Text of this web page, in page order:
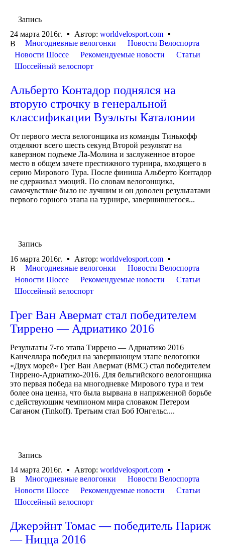
Запись
24 марта 2016г.
Автор: worldvelosport.com
В
Многодневные велогонки
Новости Велоспорта
Новости Шоссе
Рекомендуемые новости
Статьи
Шоссейный велоспорт
Альберто Контадор поднялся на
вторую строчку в генеральной
классификации Вуэльты Каталонии
От первого места велогонщика из команды Тинькофф
отделяют всего шесть секунд Второй результат на
каверзном подъеме Ла-Молина и заслуженное второе
место в общем зачете престижного турнира, входящего в
серию Мирового Тура. После финиша Альберто Контадор
не сдерживал эмоций. По словам велогонщика,
самочувствие было не лучшим и он доволен результатами
первого горного этапа на турнире, завершившегося...
Запись
16 марта 2016г.
Автор: worldvelosport.com
В
Многодневные велогонки
Новости Велоспорта
Новости Шоссе
Рекомендуемые новости
Статьи
Шоссейный велоспорт
Грег Ван Авермат стал победителем
Тиррено — Адриатико 2016
Результаты 7-го этапа Тиррено — Адриатико 2016
Канчеллара победил на завершающем этапе велогонки
«Двух морей» Грег Ван Авермат (BMC) стал победителем
Тиррено-Адриатико-2016. Для бельгийского велогонщика
это первая победа на многодневке Мирового тура и тем
более она ценна, что была вырвана в напряженной борьбе
с действующим чемпионом мира словаком Петером
Саганом (Tinkoff). Третьим стал Боб Юнгельс....
Запись
14 марта 2016г.
Автор: worldvelosport.com
В
Многодневные велогонки
Новости Велоспорта
Новости Шоссе
Рекомендуемые новости
Статьи
Шоссейный велоспорт
Джерэйнт Томас — победитель Париж
— Ницца 2016